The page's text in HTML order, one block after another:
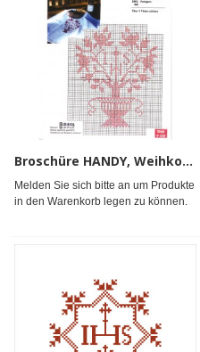
Broschüre HANDY, Weihkorb 3
Melden Sie sich bitte an um Produkte
in den Warenkorb legen zu können.